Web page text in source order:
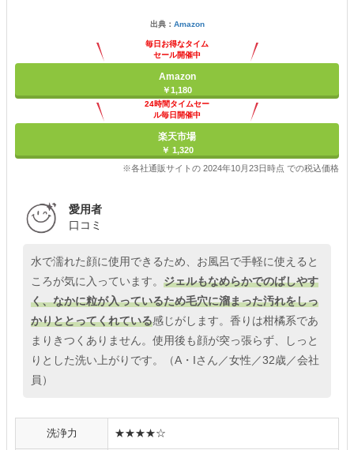
出典： Amazon
毎日お得なタイム
セール開催中
Amazon
￥1,180
24時間タイムセー
ル毎日開催中
楽天市場
￥ 1,320
※各社通販サイトの 2024年10月23日時点 での税込価格
愛用者
口コミ
水で濡れた顔に使用できるため、お風呂で手軽に使えると
ころが気に入っています。 ジェルもなめらかでのばしやす
く、なかに粒が入っているため毛穴に溜まった汚れをしっ
かりととってくれている感じがします。香りは柑橘系であ
まりきつくありません。使用後も顔が突っ張らず、しっと
りとした洗い上がりです。（A・Iさん／女性／32歳／会社
員）
洗浄力 ★★★★☆